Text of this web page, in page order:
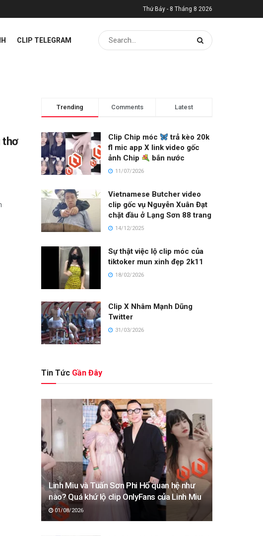
Thứ Bảy - 8 Tháng 8 2026
CLIP TELEGRAM
thơ
Trending Comments Latest
Clip Chip móc
trả kèo 20k
fl mic app X link video gốc
ảnh Chip
bắn nước
11/07/2026
Vietnamese Butcher video
clip gốc vụ Nguyễn Xuân Đạt
chặt đầu ở Lạng Sơn 88 trang
14/12/2025
Sự thật việc lộ clip móc của
tiktoker mun xinh đẹp 2k11
18/02/2026
Clip X Nhâm Mạnh Dũng
Twitter
31/03/2026
Tin Tức Gần Đây
Linh Miu và Tuấn Sơn Phi Hổ quan hệ như
nào? Quá khứ lộ clip OnlyFans của Linh Miu
01/08/2026